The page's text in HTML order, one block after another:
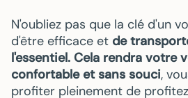
N'oubliez pas que la clé d'un
d'être efficace et de
l'essentiel. Cela rendra votre
confortable et sans souci,
profiter pleinement de